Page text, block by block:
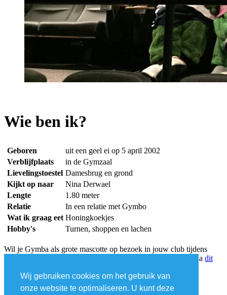
Wij gebruiken cookies om het gebruik van
onze website te optimaliseren. U kunt deze
Wie ben ik?
Geboren
uit een geel ei op 5 april 2002
Verblijfplaats
in de Gymzaal
Lievelingstoestel Damesbrug en grond
Kijkt op naar
Nina Derwael
Lengte
1.80 meter
Relatie
In een relatie met Gymbo
Wat ik graag eet Honingkoekjes
Hobby's
Turnen, shoppen en lachen
Wil je Gymba als grote mascotte op bezoek in jouw club tijdens
clubactviteit? Dan kan je als Gymfed-club het pak uitlenen via dit
Inschrijven nieuwsbrief